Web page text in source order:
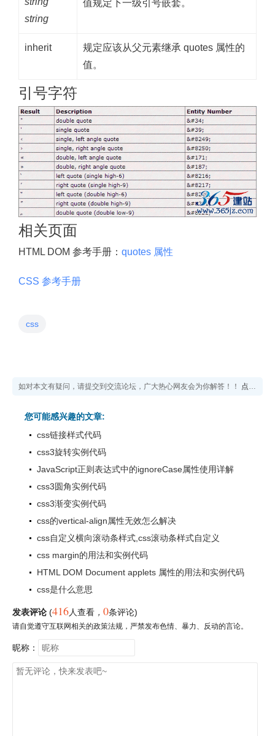
string
值规定下一级引号嵌套。
inherit
规定应该从父元素继承 quotes 属性的
值。
引号字符
相关页面
HTML DOM 参考手册： quotes 属性
CSS 参考手册
css
如对本文有疑问，请提交到交流论坛，广大热心网友会为你解答！！ 点击进入论坛
您可能感兴趣的文章:
css链接样式代码
css3旋转实例代码
JavaScript正则表达式中的ignoreCase属性使用详解
css3圆角实例代码
css3渐变实例代码
css的vertical-align属性无效怎么解决
css自定义横向滚动条样式,css滚动条样式自定义
css margin的用法和实例代码
HTML DOM Document applets 属性的用法和实例代码
css是什么意思
发表评论 (416人查看 ， 0条评论)
请自觉遵守互联网相关的政策法规，严禁发布色情、暴力、反动的言论。
昵称：